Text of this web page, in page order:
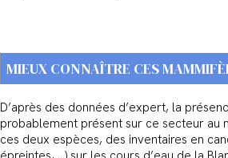
MIEUX CONNAÎTRE CES
D’après des données d’expert, la
probablement présent sur ce secteur au
ces deux espèces, des inventaires en